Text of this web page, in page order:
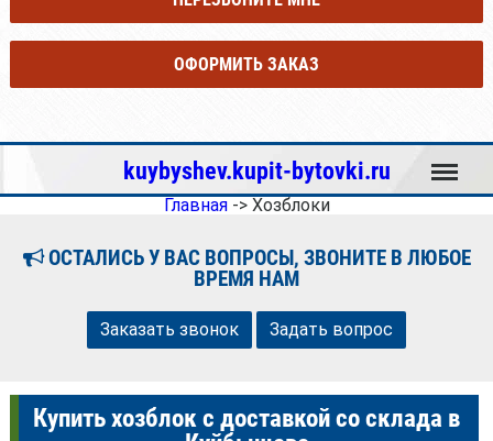
ОФОРМИТЬ ЗАКАЗ
kuybyshev.kupit-bytovki.ru Меню
Главная-> Хозблоки
ОСТАЛИСЬ У ВАС ВОПРОСЫ, ЗВОНИТЕ В ЛЮБОЕ
ВРЕМЯ НАМ
Заказать звонок Задать вопрос
Купить хозблок с доставкой со склада в